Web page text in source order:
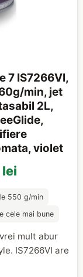
7 IS7266VI,
min, jet
2L,
violet
550 g/min
cele mai bune
mult abur
IS7266VI are